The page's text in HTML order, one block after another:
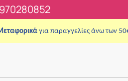
για παραγγελίες άνω των